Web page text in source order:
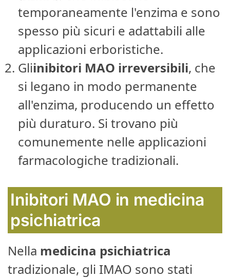
temporaneamente l'enzima e sono
spesso più sicuri e adattabili alle
applicazioni erboristiche.
Gliinibitori MAO irreversibili, che
si legano in modo permanente
all'enzima, producendo un effetto
più duraturo. Si trovano più
comunemente nelle applicazioni
farmacologiche tradizionali.
Inibitori MAO in medicina
psichiatrica
Nella medicina psichiatrica
tradizionale, gli IMAO sono stati